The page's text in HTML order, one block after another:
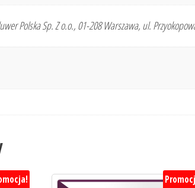
Polska Sp. Z o.o., 01-208 Warszawa, ul.